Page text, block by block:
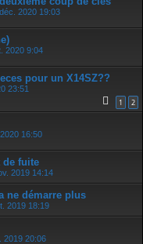
2020 19:03
2020 9:04
pour un X14SZ??
23:51
1 2
16:50
de fuite
2019 14:14
ne démarre plus
2019 18:19
2019 20:06